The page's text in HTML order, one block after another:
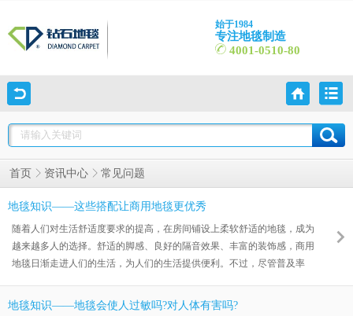
始于1984
专注地毯制造
4001-0510-80
首页 资讯中心 常见问题
地毯知识——这些搭配让商用地毯更优秀
随着人们对生活舒适度要求的提高，在房间铺设上柔软舒适的地毯，成为
越来越多人的选择。舒适的脚感、良好的隔音效果、丰富的装饰感，商用
地毯日渐走进人们的生活，为人们的生活提供便利。不过，尽管普及率
了一些相关的小知识，希望能给大家带来帮助。
地毯知识——地毯会使人过敏吗?对人体有害吗?